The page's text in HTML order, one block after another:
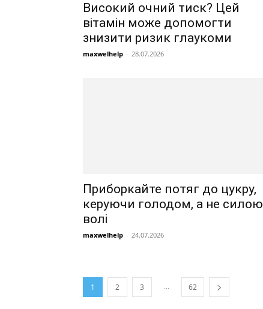
Високий очний тиск? Цей
вітамін може допомогти
знизити ризик глаукоми
maxwelhelp - 28.07.2026
Приборкайте потяг до цукру,
керуючи голодом, а не силою
волі
maxwelhelp - 24.07.2026
1 2 3 ... 62